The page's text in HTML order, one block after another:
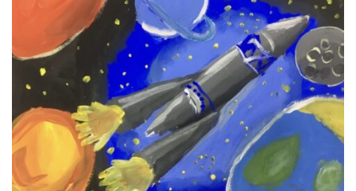
Фото
ПОХОЖИЕ МАТЕРИАЛЫ